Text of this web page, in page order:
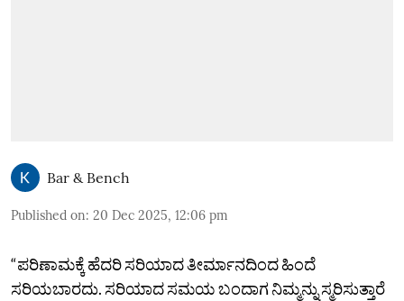
Bar & Bench
Published on: 20 Dec 2025, 12:06 pm
“ಪರಿಣಾಮಕ್ಕೆ ಹೆದರಿ ಸರಿಯಾದ ತೀರ್ಮಾನದಿಂದ ಹಿಂದೆ
ಸರಿಯಬಾರದು. ಸರಿಯಾದ ಸಮಯ ಬಂದಾಗ ನಿಮ್ಮನ್ನು ಸ್ಮರಿಸುತ್ತಾರೆ